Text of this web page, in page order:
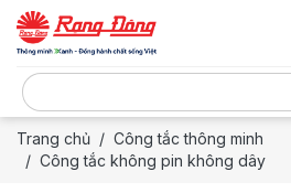
Trang chủ
Công tắc thông minh
Công tắc không pin không dây